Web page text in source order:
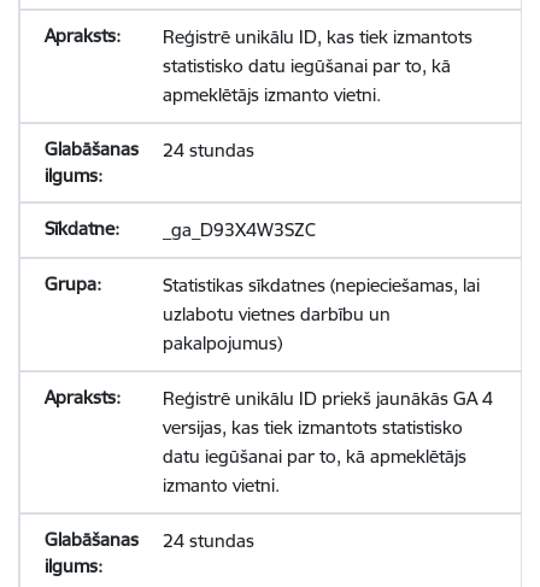
Reģistrē unikālu ID, kas tiek izmantots
statistisko datu iegūšanai par to, kā
apmeklētājs izmanto vietni.
24 stundas
_ga_D93X4W3SZC
Statistikas sīkdatnes (nepieciešamas, lai
uzlabotu vietnes darbību un
pakalpojumus)
Reģistrē unikālu ID priekš jaunākās GA 4
versijas, kas tiek izmantots statistisko
datu iegūšanai par to, kā apmeklētājs
izmanto vietni.
24 stundas